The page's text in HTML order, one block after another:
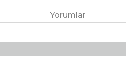
Yorumlar